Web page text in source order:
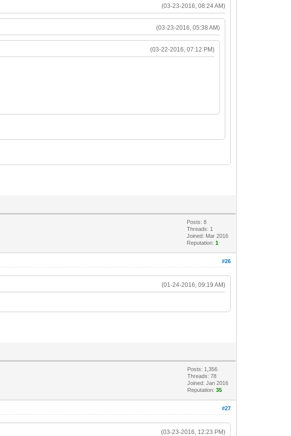
(03-23-2016, 08:24 AM)
(03-23-2016, 05:38 AM)
(03-22-2016, 07:12 PM)
Posts: 8
Threads: 1
Joined: Mar 2016
Reputation:1
#26
(01-24-2016, 09:19 AM)
Posts: 1,356
Threads: 78
Joined: Jan 2016
Reputation:35
#27
(03-23-2016, 12:23 PM)